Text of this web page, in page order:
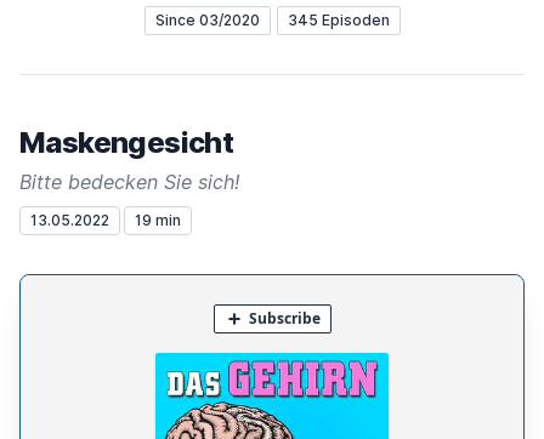
Since 03/2020 345 Episoden
Maskengesicht
Bitte bedecken Sie sich!
13.05.2022 19 min